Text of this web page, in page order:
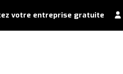
votre entreprise gratuite